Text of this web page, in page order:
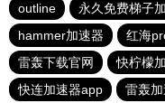
outline
永久免费梯子
hammer加速器
红海
雷轰下载官网
快柠檬
快连加速器app
雷轰